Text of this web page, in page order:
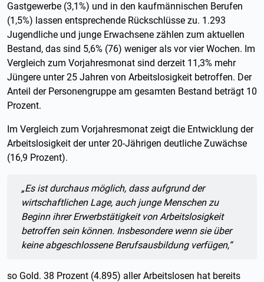
Gastgewerbe (3,1%) und in den kaufmännischen Berufen
(1,5%) lassen entsprechende Rückschlüsse zu. 1.293
Jugendliche und junge Erwachsene zählen zum aktuellen
Bestand, das sind 5,6% (76) weniger als vor vier Wochen. Im
Vergleich zum Vorjahresmonat sind derzeit 11,3% mehr
Jüngere unter 25 Jahren von Arbeitslosigkeit betroffen. Der
Anteil der Personengruppe am gesamten Bestand beträgt 10
Prozent.
Im Vergleich zum Vorjahresmonat zeigt die Entwicklung der
Arbeitslosigkeit der unter 20-Jährigen deutliche Zuwächse
(16,9 Prozent).
Zitat:
„Es ist durchaus möglich, dass aufgrund der
wirtschaftlichen Lage, auch junge Menschen zu
Beginn ihrer Erwerbstätigkeit von Arbeitslosigkeit
betroffen sein können. Insbesondere wenn sie über
keine abgeschlossene Berufsausbildung verfügen,“
so Gold. 38 Prozent (4.895) aller Arbeitslosen hat bereits